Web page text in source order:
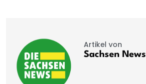
Artikel von
Sachsen News